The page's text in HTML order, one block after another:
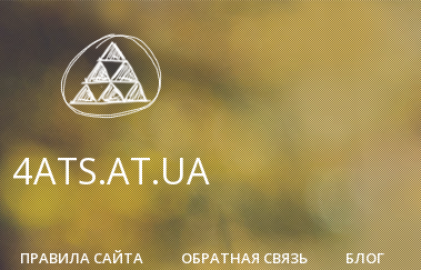
4ATS.AT.UA
ПРАВИЛА САЙТА ОБРАТНАЯ СВЯЗЬ БЛОГ